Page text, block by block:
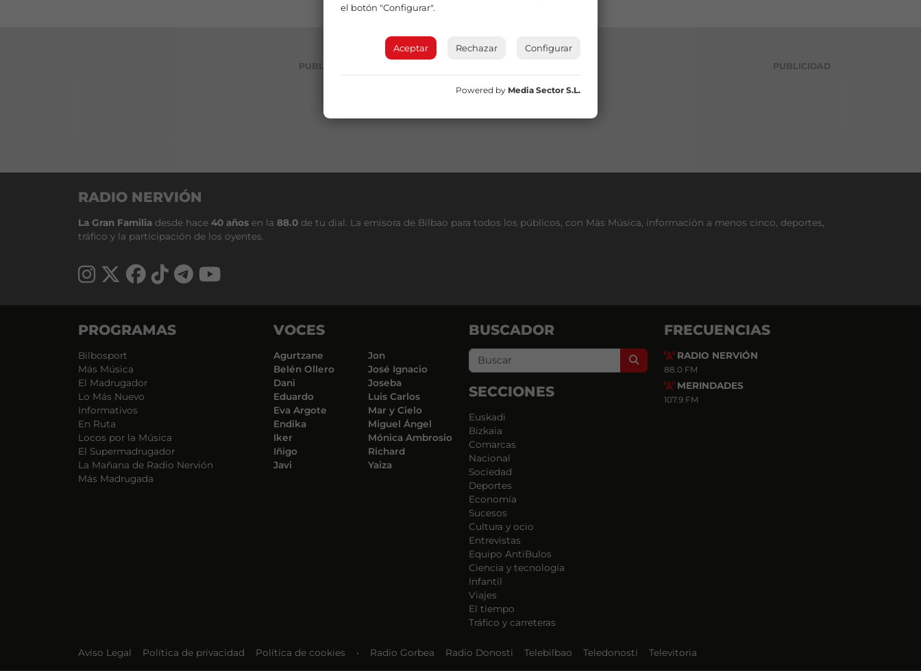
PUBLICIDAD PUBLICIDAD
RADIO NERVIÓN
La Gran Familia desde hace 40 años en la 88.0 de tu dial. La emisora de Bilbao para todos los públicos, con Más Música, información a menos cinco, deportes,
tráfico y la participación de los oyentes.
PROGRAMAS
Bilbosport
Más Música
El Madrugador
Lo Más Nuevo
Informativos
En Ruta
Locos por la Música
El Supermadrugador
La Mañana de Radio Nervión
Más Madrugada
VOCES
Agurtzane
Belén Ollero
Dani
Eduardo
Eva Argote
Endika
Iker
Iñigo
Javi
Jon
José Ignacio
Joseba
Luis Carlos
Mar y Cielo
Miguel Ángel
Mónica Ambrosio
Richard
Yaiza
BUSCADOR
Search
SECCIONES
Euskadi
Bizkaia
Comarcas
Nacional
Sociedad
Deportes
Economía
Sucesos
Cultura y ocio
Entrevistas
Equipo AntiBulos
Ciencia y tecnología
Infantil
Viajes
El tiempo
Tráfico y carreteras
FRECUENCIAS
RADIO NERVIÓN
88.0 FM
MERINDADES
107.9 FM
Aviso Legal Política de privacidad Política de cookies • Radio Gorbea Radio Donosti Telebilbao Teledonosti Televitoria
el botón "Configurar".
Aceptar Rechazar Configurar
Powered by Media Sector S.L.